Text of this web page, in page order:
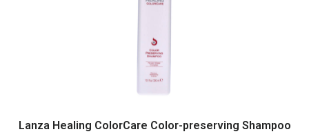
Lanza Healing ColorCare Color-preserving Shampoo